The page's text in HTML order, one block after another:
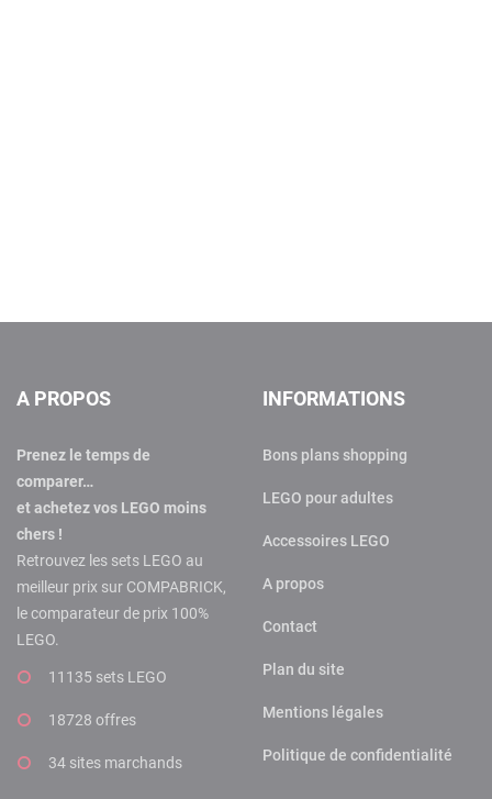
A PROPOS
Prenez le temps de
comparer…
et achetez vos LEGO moins
chers !
Retrouvez les sets LEGO au
meilleur prix sur COMPABRICK,
le comparateur de prix 100%
LEGO.
11135 sets LEGO
18728 offres
34 sites marchands
INFORMATIONS
Bons plans shopping
LEGO pour adultes
Accessoires LEGO
A propos
Contact
Plan du site
Mentions légales
Politique de confidentialité